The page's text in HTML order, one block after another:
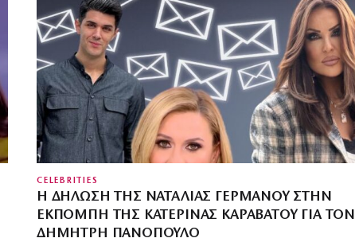
CELEBRITIES
Η ΔΉΛΩΣΗ ΤΗΣ ΝΑΤΑΛΊΑΣ ΓΕΡΜΑΝΟΎ ΣΤΗΝ
ΕΚΠΟΜΠΉ ΤΗΣ ΚΑΤΕΡΊΝΑΣ ΚΑΡΑΒΆΤΟΥ ΓΙΑ ΤΟΝ
ΔΗΜΉΤΡΗ ΠΑΝΌΠΟΥΛΟ